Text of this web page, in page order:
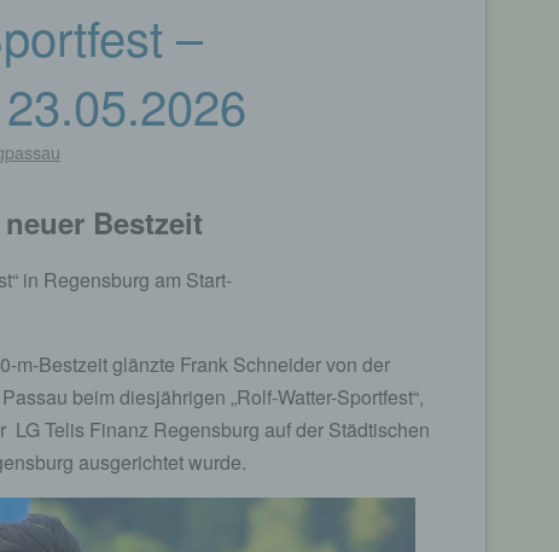
–
Bestzeit
in Regensburg am Start-
m-Bestzeit glänzte Frank Schneider von der
beim diesjährigen „Rolf-Watter-Sportfest“,
LG Telis Finanz Regensburg auf der Städtischen
ausgerichtet wurde.